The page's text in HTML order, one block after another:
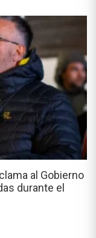
al Gobierno
durante el